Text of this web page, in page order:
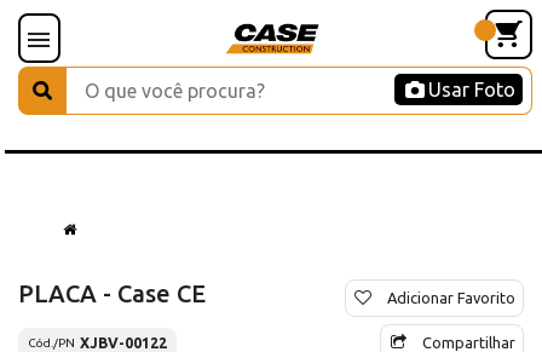
Usar Foto
PLACA - Case CE
Cód./PN XJBV-00122
Adicionar Favorito
Compartilhar